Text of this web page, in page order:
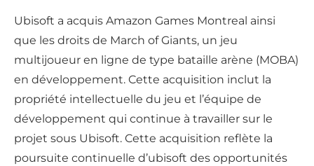
Ubisoft a acquis Amazon Games Montreal ainsi
que les droits de March of Giants, un jeu
multijoueur en ligne de type bataille arène (MOBA)
en développement. Cette acquisition inclut la
propriété intellectuelle du jeu et l’équipe de
développement qui continue à travailler sur le
projet sous Ubisoft. Cette acquisition reflète la
poursuite continuelle d’ubisoft des opportunités